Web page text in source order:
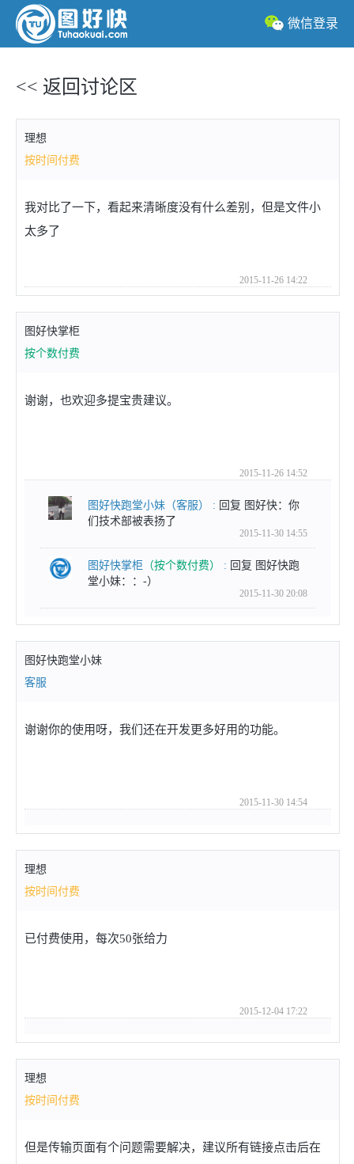
微信登录
<< 返回讨论区
理想
按时间付费
我对比了一下，看起来清晰度没有什么差别，但是文件小
太多了
2015-11-26 14:22
图好快掌柜
按个数付费
谢谢，也欢迎多提宝贵建议。
2015-11-26 14:52
图好快跑堂小妹 （客服） : 回复 图好快：你
们技术部被表扬了
2015-11-30 14:55
图好快掌柜 （按个数付费） : 回复 图好快跑
堂小妹：：-）
2015-11-30 20:08
图好快跑堂小妹
客服
谢谢你的使用呀，我们还在开发更多好用的功能。
2015-11-30 14:54
理想
按时间付费
已付费使用，每次50张给力
2015-12-04 17:22
理想
按时间付费
但是传输页面有个问题需要解决，建议所有链接点击后在